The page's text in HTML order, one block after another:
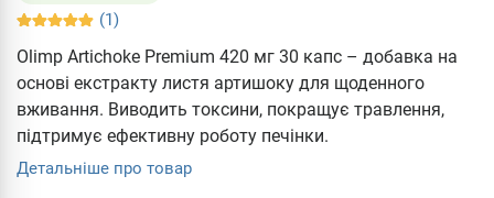
(1)
Olimp Artichoke Premium 420 мг 30 капс – добавка на
основі екстракту листя артишоку для щоденного
вживання. Виводить токсини, покращує травлення,
підтримує ефективну роботу печінки.
Детальніше про товар